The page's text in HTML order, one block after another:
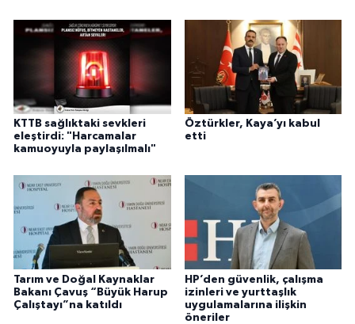
KTTB sağlıktaki sevkleri
eleştirdi: "Harcamalar
kamuoyuyla paylaşılmalı"
Öztürkler, Kaya’yı kabul
etti
Tarım ve Doğal Kaynaklar
Bakanı Çavuş “Büyük Harup
Çalıştayı”na katıldı
HP’den güvenlik, çalışma
izinleri ve yurttaşlık
uygulamalarına ilişkin
öneriler